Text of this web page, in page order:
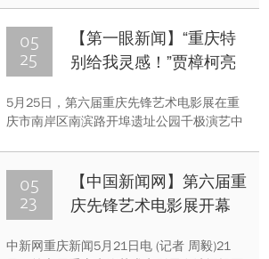
采风体察三峡库区发展变化，深化国情社情
认知，锤炼全媒体采编能力。
05
25
【第一眼新闻】“重庆特
别给我灵感！”贾樟柯亮
影展
5月25日，第六届重庆先锋艺术电影展在重
庆市南岸区南滨路开埠遗址公园千极演艺中
05
23
【中国新闻网】第六届重
庆先锋艺术电影展开幕
中新网重庆新闻5月21日电 (记者 周毅)21